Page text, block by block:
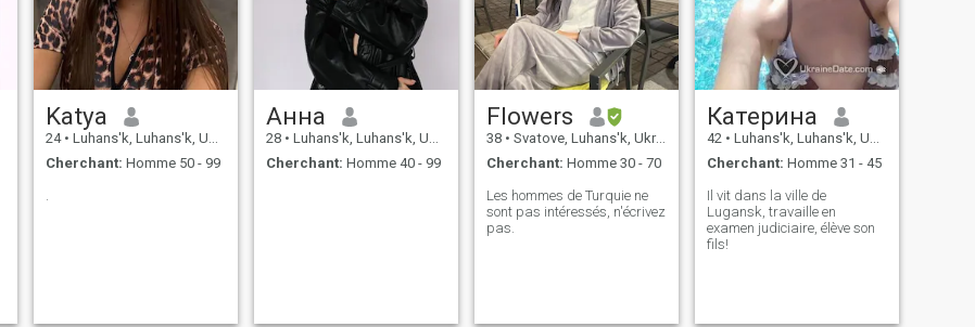
Katya
24 • Luhans'k, Luhans'k, Ukraine
Cherchant: Homme 50 - 99
Анна
28 • Luhans'k, Luhans'k, Ukraine
Cherchant: Homme 40 - 99
Flowers
38 • Svatove, Luhans'k, Ukraine
Cherchant: Homme 30 - 70
Les hommes de Turquie ne
sont pas intéressés, n'écrivez
pas.
Катерина
42 • Luhans'k, Luhans'k, Ukraine
Cherchant: Homme 31 - 45
Il vit dans la ville de
Lugansk, travaille en
examen judiciaire, élève son
fils!